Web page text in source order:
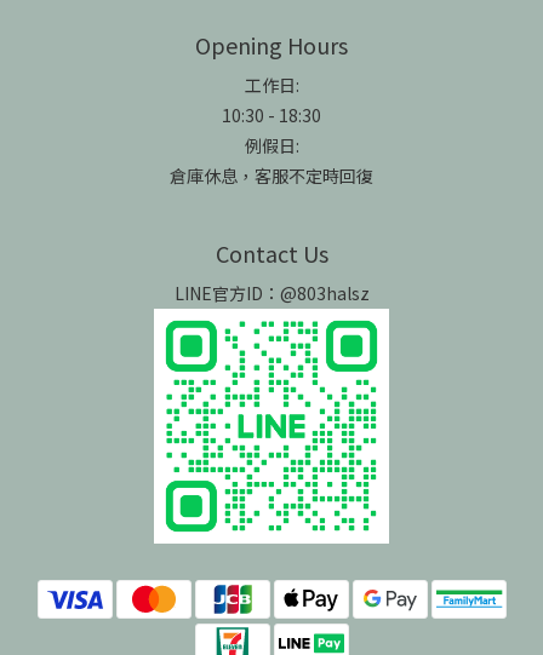
Opening Hours
工作日:
10:30 - 18:30
例假日:
倉庫休息，客服不定時回復
Contact Us
LINE官方ID：@803halsz